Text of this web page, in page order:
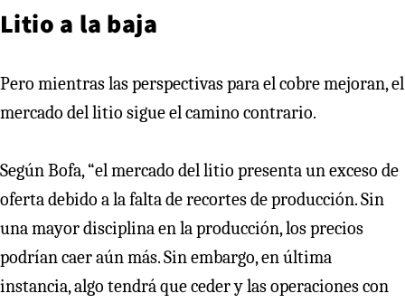
Litio a la baja
Pero mientras las perspectivas para el cobre mejoran, el
mercado del litio sigue el camino contrario.
Según Bofa, “el mercado del litio presenta un exceso de
oferta debido a la falta de recortes de producción. Sin
una mayor disciplina en la producción, los precios
podrían caer aún más. Sin embargo, en última
instancia, algo tendrá que ceder y las operaciones con